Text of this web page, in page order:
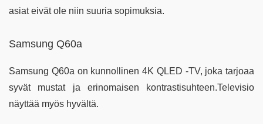
asiat eivät ole niin suuria sopimuksia.
Samsung Q60a
Samsung Q60a on kunnollinen 4K QLED -TV, joka tarjoaa
syvät mustat ja erinomaisen kontrastisuhteen.Televisio
näyttää myös hyvältä.